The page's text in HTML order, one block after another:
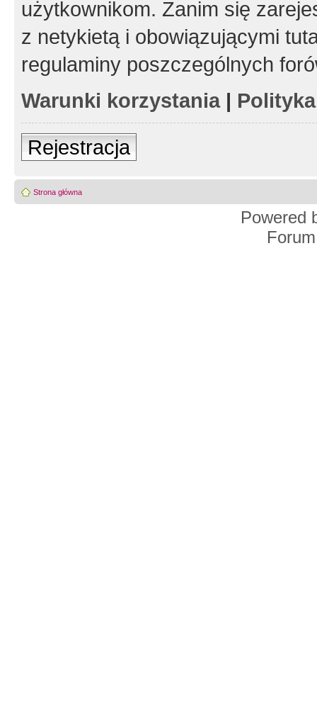
użytkownikom. Zanim się
z netykietą i obowiązującymi
regulaminy poszczególnych
Warunki korzystania|
Rejestracja
Strona główna
Powered